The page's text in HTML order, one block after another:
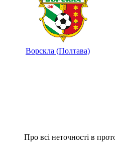
Ворскла (Полтава)
Про всі неточності в